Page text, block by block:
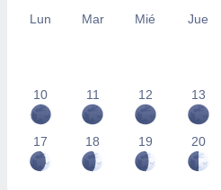
Lun Mar Mié Jue
10 11 12 13
17 18 19 20